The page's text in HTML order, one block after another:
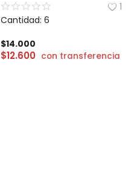
1
Cantidad: 6
$14.000
$12.600 con transferencia